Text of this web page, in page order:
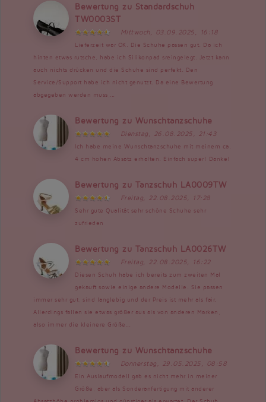
Bewertung zu Standardschuh
TW0003ST
Mittwoch, 03.09.2025, 16:18
Lieferzeit war OK. Die Schuhe passen gut. Da ich
hinten etwas rutsche, habe ich Silikonpad sreingelegt. Jetzt kann
auch nichts drücken und die Schuhe sind perfekt. Den
Service/Support habe ich nicht genutzt. Da eine Bewertung
abgegeben werden muss,...
Bewertung zu Wunschtanzschuhe
Dienstag, 26.08.2025, 21:43
Ich habe meine Wunschtanzschuhe mit meinem ca.
4 cm hohen Absatz erhalten. Einfach super! Danke!
Bewertung zu Tanzschuh LA0009TW
Freitag, 22.08.2025, 17:28
Sehr gute Qualität sehr schöne Schuhe sehr
zufrieden
Bewertung zu Tanzschuh LA0026TW
Freitag, 22.08.2025, 16:22
Diesen Schuh habe ich bereits zum zweiten Mal
gekauft sowie einige andere Modelle. Sie passen
immer sehr gut, sind langlebig und der Preis ist mehr als fair.
Allerdings fallen sie etwas größer aus als von anderen Marken,
also immer die kleinere Größe...
Bewertung zu Wunschtanzschuhe
Donnerstag, 29.05.2025, 08:58
Ein Auslaufmodell gab es nicht mehr in meiner
Größe, aber als Sonderanfertigung mit anderer